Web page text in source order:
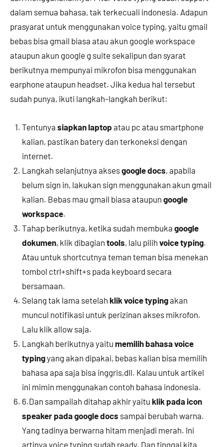
dalam semua bahasa, tak terkecuali indonesia. Adapun
prasyarat untuk menggunakan voice typing, yaitu gmail
bebas bisa gmail biasa atau akun google workspace
ataupun akun google g suite sekalipun dan syarat
berikutnya mempunyai mikrofon bisa menggunakan
earphone ataupun headset. Jika kedua hal tersebut
sudah punya, ikuti langkah-langkah berikut:
Tentunya siapkan laptop atau pc atau smartphone
kalian, pastikan batery dan terkoneksi dengan
internet.
Langkah selanjutnya aksesgoogle docs, apabila
belum sign in, lakukan sign menggunakan akun gmail
kalian. Bebas mau gmail biasa ataupun google
workspace.
Tahap berikutnya, ketika sudah membuka google
dokumen, klik dibagian tools, lalu pilih voice typing.
Atau untuk shortcutnya teman teman bisa menekan
tombol ctrl+shift+s pada keyboard secara
bersamaan.
Selang tak lama setelah klik voice typingakan
muncul notifikasi untuk perizinan akses mikrofon.
Lalu klik allow saja.
Langkah berikutnya yaitu memilih bahasa voice
typingyang akan dipakai, bebas kalian bisa memilih
bahasa apa saja bisa inggris,dll. Kalau untuk artikel
ini mimin menggunakan contoh bahasa indonesia.
6.Dan sampailah ditahap akhir yaitu klik pada icon
speaker pada google docs sampai berubah warna.
Yang tadinya berwarna hitam menjadi merah. Ini
artinya voice typing sudah ready. Dan tinggal kita